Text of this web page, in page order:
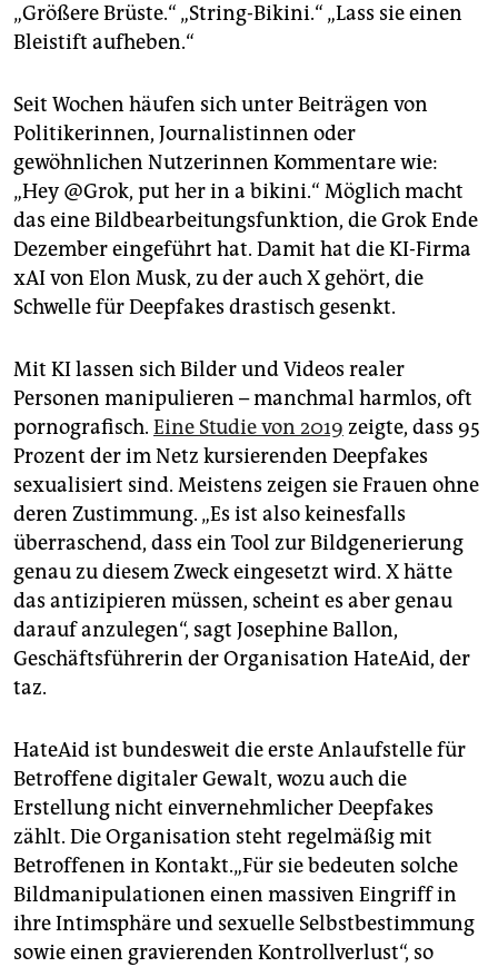
„Größere Brüste.“ „String-Bikini.“ „Lass sie einen
Bleistift aufheben.“
Seit Wochen häufen sich unter Beiträgen von
Politikerinnen, Journalistinnen oder
gewöhnlichen Nutzerinnen Kommentare wie:
„Hey @Grok, put her in a bikini.“ Möglich macht
das eine Bildbearbeitungsfunktion, die Grok Ende
Dezember eingeführt hat. Damit hat die KI-Firma
xAI von Elon Musk, zu der auch X gehört, die
Schwelle für Deepfakes drastisch gesenkt.
Mit KI lassen sich Bilder und Videos realer
Personen manipulieren – manchmal harmlos, oft
pornografisch. Eine Studie von 2019 zeigte, dass 95
Prozent der im Netz kursierenden Deepfakes
sexualisiert sind. Meistens zeigen sie Frauen ohne
deren Zustimmung. „Es ist also keinesfalls
überraschend, dass ein Tool zur Bildgenerierung
genau zu diesem Zweck eingesetzt wird. X hätte
das antizipieren müssen, scheint es aber genau
darauf anzulegen“, sagt Josephine Ballon,
Geschäftsführerin der Organisation HateAid, der
taz.
HateAid ist bundesweit die erste Anlaufstelle für
Betroffene digitaler Gewalt, wozu auch die
Erstellung nicht einvernehmlicher Deepfakes
zählt. Die Organisation steht regelmäßig mit
Betroffenen in Kontakt.„Für sie bedeuten solche
Bildmanipulationen einen massiven Eingriff in
ihre Intimsphäre und sexuelle Selbstbestimmung
sowie einen gravierenden Kontrollverlust“, so